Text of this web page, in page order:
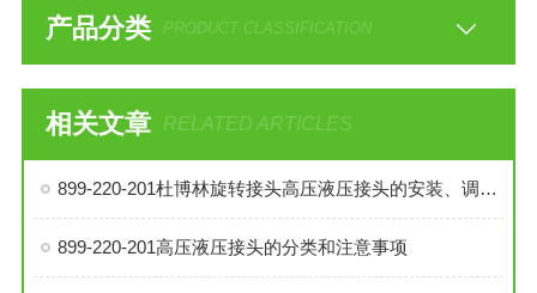
产品分类 PRODUCT CLASSIFICATION
相关文章 RELATED ARTICLES
899-220-201杜博林旋转接头高压液压接头的安装、调试与维护技巧
899-220-201高压液压接头的分类和注意事项